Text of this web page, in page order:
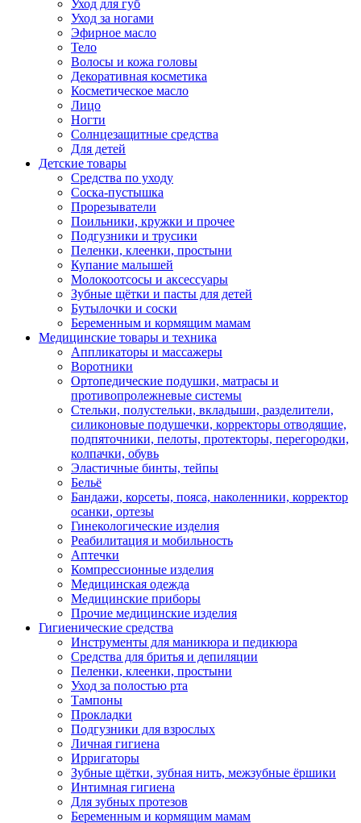
Уход для губ
Уход за ногами
Эфирное масло
Тело
Волосы и кожа головы
Декоративная косметика
Косметическое масло
Лицо
Ногти
Солнцезащитные средства
Для детей
Детские товары
Средства по уходу
Соска-пустышка
Прорезыватели
Поильники, кружки и прочее
Подгузники и трусики
Пеленки, клеенки, простыни
Купание малышей
Молокоотсосы и аксессуары
Зубные щётки и пасты для детей
Бутылочки и соски
Беременным и кормящим мамам
Медицинские товары и техника
Аппликаторы и массажеры
Воротники
Ортопедические подушки, матрасы и
противопролежневые системы
Стельки, полустельки, вкладыши, разделители,
силиконовые подушечки, корректоры отводящие,
подпяточники, пелоты, протекторы, перегородки,
колпачки, обувь
Эластичные бинты, тейпы
Бельё
Бандажи, корсеты, пояса, наколенники, корректор
осанки, ортезы
Гинекологические изделия
Реабилитация и мобильность
Аптечки
Компрессионные изделия
Медицинская одежда
Медицинские приборы
Прочие медицинские изделия
Гигиенические средства
Инструменты для маникюра и педикюра
Средства для бритья и депиляции
Пеленки, клеенки, простыни
Уход за полостью рта
Тампоны
Прокладки
Подгузники для взрослых
Личная гигиена
Ирригаторы
Зубные щётки, зубная нить, межзубные ёршики
Интимная гигиена
Для зубных протезов
Беременным и кормящим мамам